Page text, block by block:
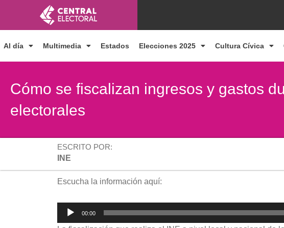
contenido
Al día Multimedia Estados Elecciones 2025 Cultura Cívica
Cómo se fiscalizan ingresos y gastos
electorales
ESCRITO POR:
INE
Escucha la información aquí:
Reproductor
de
00:00